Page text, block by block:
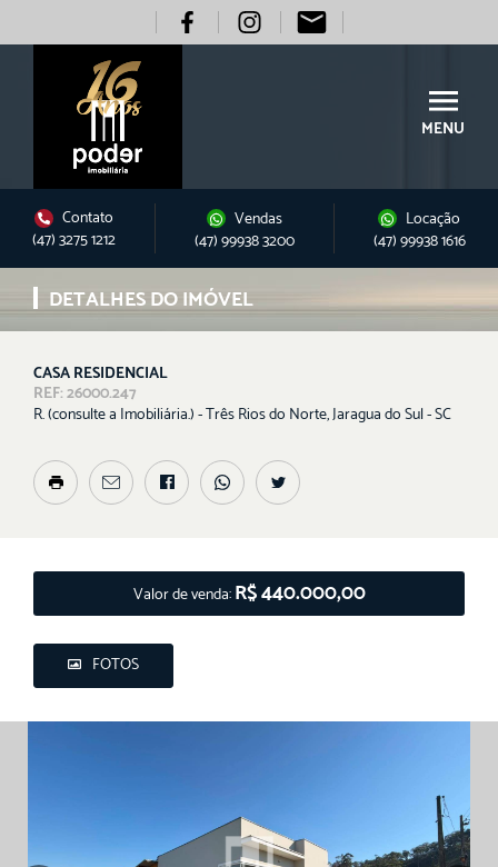
MENU
Contato
(47) 3275 1212
Vendas
(47) 99938 3200
Locação
(47) 99938 1616
DETALHES DO IMÓVEL
CASA RESIDENCIAL
REF: 26000.247
R. (consulte a Imobiliária.) - Três Rios do Norte, Jaragua do Sul - SC
FOTOS
Valor de venda:R$ 440.000,00